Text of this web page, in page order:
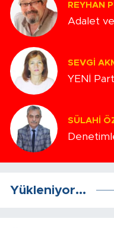
REYHAN
Adalet
SEVGI
YENİ
SÜLAHI
Yükleniyor...